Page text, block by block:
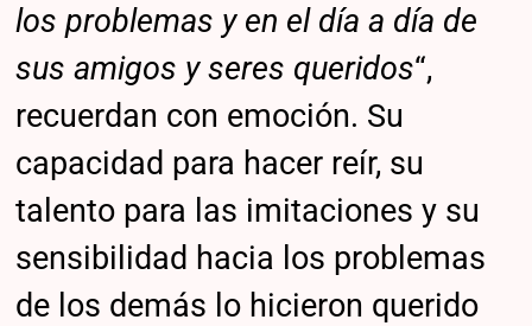
los problemas y en el día a día de
sus amigos y seres queridos“,
recuerdan con emoción. Su
capacidad para hacer reír, su
talento para las imitaciones y su
sensibilidad hacia los problemas
de los demás lo hicieron querido